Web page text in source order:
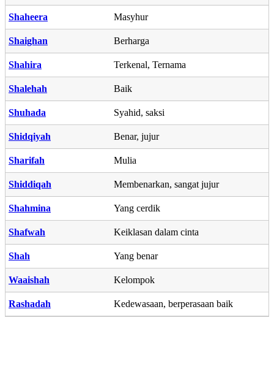
Shaheera Masyhur
Shaighan Berharga
Shahira Terkenal, Ternama
Shalehah Baik
Shuhada Syahid, saksi
Shidqiyah Benar, jujur
Sharifah Mulia
Shiddiqah Membenarkan, sangat jujur
Shahmina Yang cerdik
Shafwah Keiklasan dalam cinta
Shah Yang benar
Waaishah Kelompok
Rashadah Kedewasaan, berperasaan baik